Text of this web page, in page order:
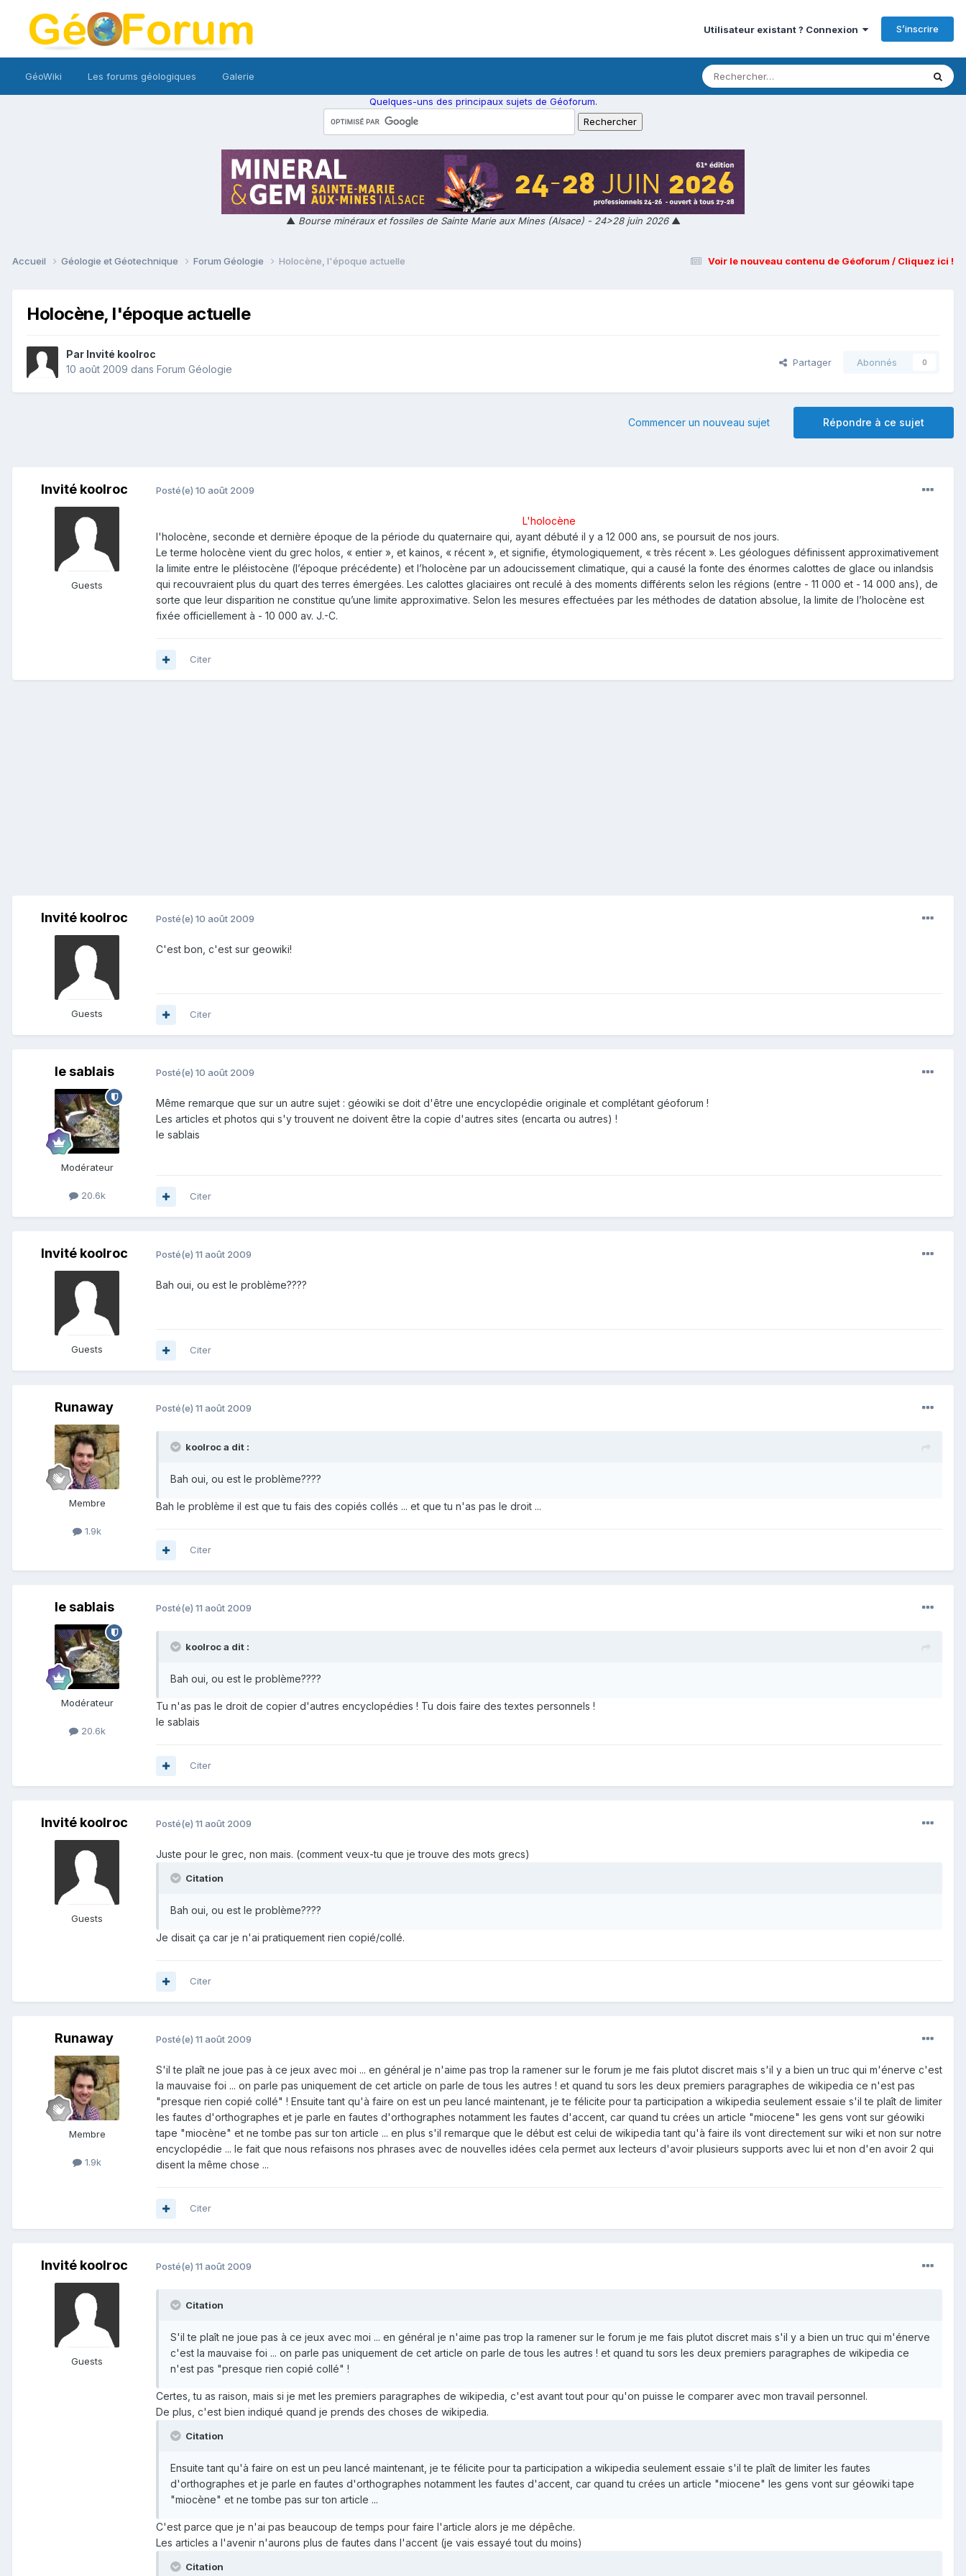
Utilisateur existant ? Connexion S’inscrire
GéoWiki Les forums géologiques Galerie
Quelques-uns des principaux sujets de Géoforum.
▲ Bourse minéraux et fossiles de Sainte Marie aux Mines (Alsace) - 24>28 juin 2026▲
Voir le nouveau contenu de Géoforum / Cliquez ici !
Accueil Géologie et Géotechnique Forum Géologie Holocène, l'époque actuelle
Holocène, l'époque actuelle
Par Invité koolroc
10 août 2009 dans Forum Géologie
Partager Abonnés 0
Répondre à ce sujet
Commencer un nouveau sujet
Invité koolroc
Guests
Posté(e) 10 août 2009
L'holocène
l'holocène, seconde et dernière époque de la période du quaternaire qui, ayant débuté il y a 12 000 ans, se poursuit de nos jours.
Le terme holocène vient du grec holos, « entier », et kainos, « récent », et signifie, étymologiquement, « très récent ». Les géologues définissent approximativement
la limite entre le pléistocène (l’époque précédente) et l’holocène par un adoucissement climatique, qui a causé la fonte des énormes calottes de glace ou inlandsis
qui recouvraient plus du quart des terres émergées. Les calottes glaciaires ont reculé à des moments différents selon les régions (entre - 11 000 et - 14 000 ans), de
sorte que leur disparition ne constitue qu’une limite approximative. Selon les mesures effectuées par les méthodes de datation absolue, la limite de l’holocène est
fixée officiellement à - 10 000 av. J.-C.
Citer
Invité koolroc
Guests
Posté(e) 10 août 2009
C'est bon, c'est sur geowiki!
Citer
le sablais
Modérateur
20.6k
Posté(e) 10 août 2009
Même remarque que sur un autre sujet : géowiki se doit d'être une encyclopédie originale et complétant géoforum !
Les articles et photos qui s'y trouvent ne doivent être la copie d'autres sites (encarta ou autres) !
le sablais
Citer
Invité koolroc
Guests
Posté(e) 11 août 2009
Bah oui, ou est le problème????
Citer
Runaway
Membre
1.9k
Posté(e) 11 août 2009
koolroc a dit :
Bah oui, ou est le problème????
Bah le problème il est que tu fais des copiés collés ... et que tu n'as pas le droit ...
Citer
le sablais
Modérateur
20.6k
Posté(e) 11 août 2009
koolroc a dit :
Bah oui, ou est le problème????
Tu n'as pas le droit de copier d'autres encyclopédies ! Tu dois faire des textes personnels !
le sablais
Citer
Invité koolroc
Guests
Posté(e) 11 août 2009
Juste pour le grec, non mais. (comment veux-tu que je trouve des mots grecs)
Citation
Bah oui, ou est le problème????
Je disait ça car je n'ai pratiquement rien copié/collé.
Citer
Runaway
Membre
1.9k
Posté(e) 11 août 2009
S'il te plaît ne joue pas à ce jeux avec moi ... en général je n'aime pas trop la ramener sur le forum je me fais plutot discret mais s'il y a bien un truc qui m'énerve c'est
la mauvaise foi ... on parle pas uniquement de cet article on parle de tous les autres ! et quand tu sors les deux premiers paragraphes de wikipedia ce n'est pas
"presque rien copié collé" ! Ensuite tant qu'à faire on est un peu lancé maintenant, je te félicite pour ta participation a wikipedia seulement essaie s'il te plaît de limiter
les fautes d'orthographes et je parle en fautes d'orthographes notamment les fautes d'accent, car quand tu crées un article "miocene" les gens vont sur géowiki
tape "miocène" et ne tombe pas sur ton article ... en plus s'il remarque que le début est celui de wikipedia tant qu'à faire ils vont directement sur wiki et non sur notre
encyclopédie ... le fait que nous refaisons nos phrases avec de nouvelles idées cela permet aux lecteurs d'avoir plusieurs supports avec lui et non d'en avoir 2 qui
disent la même chose ...
Citer
Invité koolroc
Guests
Posté(e) 11 août 2009
Citation
S'il te plaît ne joue pas à ce jeux avec moi ... en général je n'aime pas trop la ramener sur le forum je me fais plutot discret mais s'il y a bien un truc qui m'énerve
c'est la mauvaise foi ... on parle pas uniquement de cet article on parle de tous les autres ! et quand tu sors les deux premiers paragraphes de wikipedia ce
n'est pas "presque rien copié collé" !
Certes, tu as raison, mais si je met les premiers paragraphes de wikipedia, c'est avant tout pour qu'on puisse le comparer avec mon travail personnel.
De plus, c'est bien indiqué quand je prends des choses de wikipedia.
Citation
Ensuite tant qu'à faire on est un peu lancé maintenant, je te félicite pour ta participation a wikipedia seulement essaie s'il te plaît de limiter les fautes
d'orthographes et je parle en fautes d'orthographes notamment les fautes d'accent, car quand tu crées un article "miocene" les gens vont sur géowiki tape
"miocène" et ne tombe pas sur ton article ...
C'est parce que je n'ai pas beaucoup de temps pour faire l'article alors je me dépêche.
Les articles a l'avenir n'aurons plus de fautes dans l'accent (je vais essayé tout du moins)
Citation